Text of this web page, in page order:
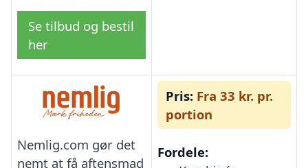
Se tilbud og bestil
her
Nemlig.com gør det
nemt at få aftensmad
Pris: Fra 33 kr. pr.
portion
Fordele: